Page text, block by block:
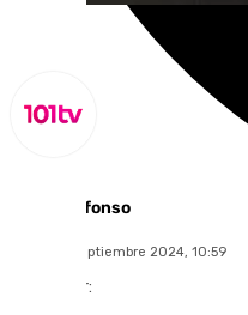
Miguel Alfonso
martes, 3 septiembre 2024, 10:59
Compartir: